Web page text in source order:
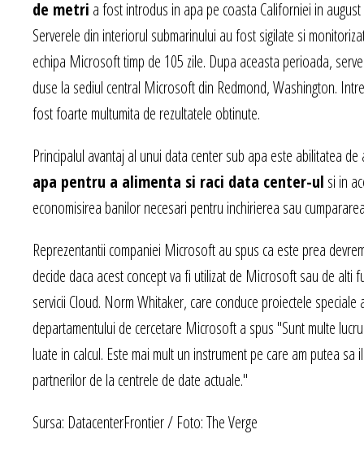
de metri a fost introdus in apa pe coasta Californiei in
Serverele din interiorul submarinului au fost sigilate si
echipa Microsoft timp de 105 zile. Dupa aceasta perioada,
duse la sediul central Microsoft din Redmond, Washington.
fost foarte multumita de rezultatele obtinute.
Principalul avantaj al unui data center sub apa este abilitatea
apa pentru a alimenta si raci data center-ul si in
economisirea banilor necesari pentru inchirierea sau
Reprezentantii companiei Microsoft au spus ca este prea
decide daca acest concept va fi utilizat de Microsoft sau de alti
servicii Cloud. Norm Whitaker, care conduce proiectele speciale
departamentului de cercetare Microsoft a spus "Sunt multe
luate in calcul. Este mai mult un instrument pe care am putea sa
partnerilor de la centrele de date actuale."
Sursa: DatacenterFrontier / Foto: The Verge